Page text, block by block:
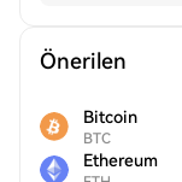
Önerilen
Bitcoin
BTC
Ethereum